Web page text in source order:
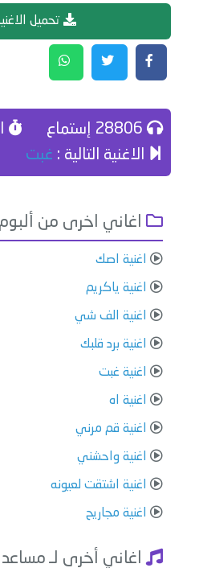
تحميل
الاغنية التالية : غبت
اغاني اخرى من
اغنية اصك
اغنية ياكريم
اغنية الف شي
اغنية برد قلبك
اغنية غبت
اغنية اه
اغنية قم مرني
اغنية واحشني
اغنية اشتقت لعيونه
اغنية مجاريح
اغاني أخرى لـ